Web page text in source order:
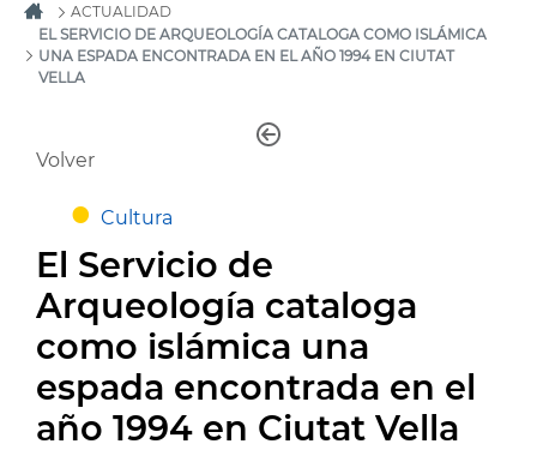
ACTUALIDAD
EL SERVICIO DE ARQUEOLOGÍA CATALOGA COMO ISLÁMICA
UNA ESPADA ENCONTRADA EN EL AÑO 1994 EN CIUTAT
VELLA
Volver
Cultura
El Servicio de
Arqueología cataloga
como islámica una
espada encontrada en el
año 1994 en Ciutat Vella